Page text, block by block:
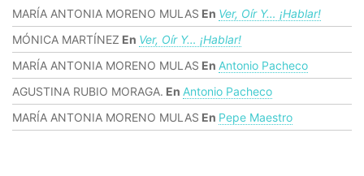
MARÍA ANTONIA MORENO MULAS En Ver, Oír Y… ¡hablar!
MÓNICA MARTÍNEZ En Ver, Oír Y… ¡hablar!
MARÍA ANTONIA MORENO MULAS En Antonio Pacheco
AGUSTINA RUBIO MORAGA. En Antonio Pacheco
MARÍA ANTONIA MORENO MULAS En Pepe Maestro